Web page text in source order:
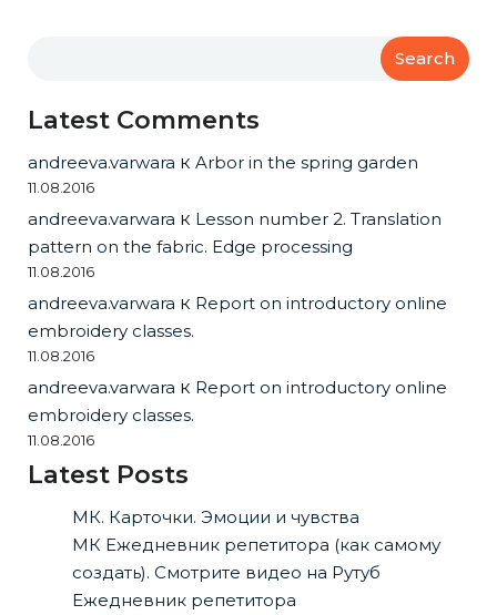
Search
Latest Comments
andreeva.varwara к Arbor in the spring garden
11.08.2016
andreeva.varwara к Lesson number 2. Translation
pattern on the fabric. Edge processing
11.08.2016
andreeva.varwara к Report on introductory online
embroidery classes.
11.08.2016
andreeva.varwara к Report on introductory online
embroidery classes.
11.08.2016
Latest Posts
МК. Карточки. Эмоции и чувства
МК Ежедневник репетитора (как самому
создать). Смотрите видео на Рутуб
Ежедневник репетитора